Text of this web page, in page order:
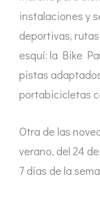
instalaciones y
deportivas,
esquí: la Bike
pistas
portabicicletas
Otra de las
verano, del 24
7 días de la